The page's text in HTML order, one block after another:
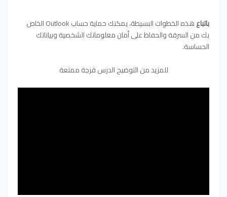
باتباع
هذه الخطوات البسيطة، يمكنك حماية حساب Outlook الخاص
بك من السرقة والحفاظ على أمان معلوماتك الشخصية وبياناتك
الحساسة.
للمزيد من التوضيح الدرس فرجة ممتعة